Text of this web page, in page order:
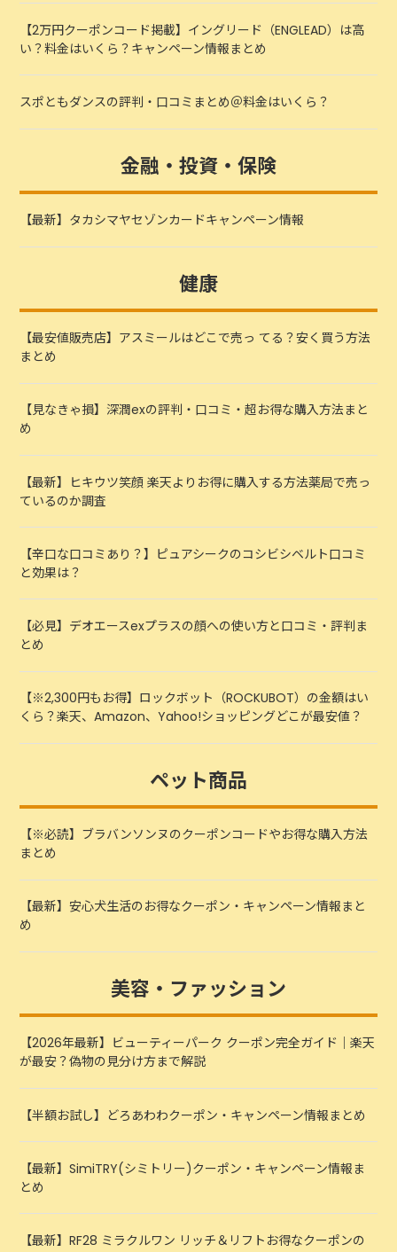
【2万円クーポンコード掲載】イングリード（ENGLEAD）は高
い？料金はいくら？キャンペーン情報まとめ
スポともダンスの評判・口コミまとめ＠料金はいくら？
金融・投資・保険
【最新】タカシマヤセゾンカードキャンペーン情報
健康
【最安値販売店】アスミールはどこで売っ てる？安く買う方法
まとめ
【見なきゃ損】深潤exの評判・口コミ・超お得な購入方法まと
め
【最新】ヒキウツ笑顔 楽天よりお得に購入する方法薬局で売っ
ているのか調査
【辛口な口コミあり？】ピュアシークのコシビシベルト口コミ
と効果は？
【必見】デオエースexプラスの顔への使い方と口コミ・評判ま
とめ
【※2,300円もお得】ロックボット（ROCKUBOT）の金額はい
くら？楽天、Amazon、Yahoo!ショッピングどこが最安値？
ペット商品
【※必読】ブラバンソンヌのクーポンコードやお得な購入方法
まとめ
【最新】安心犬生活のお得なクーポン・キャンペーン情報まと
め
美容・ファッション
【2026年最新】ビューティーパーク クーポン完全ガイド｜楽天
が最安？偽物の見分け方まで解説
【半額お試し】どろあわわクーポン・キャンペーン情報まとめ
【最新】SimiTRY(シミトリー)クーポン・キャンペーン情報ま
とめ
【最新】RF28 ミラクルワン リッチ＆リフトお得なクーポンの